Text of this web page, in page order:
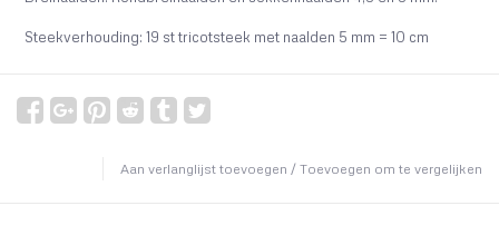
Steekverhouding: 19 st tricotsteek met naalden 5 mm = 10 cm
Aan verlanglijst toevoegen / Toevoegen om te vergelijken